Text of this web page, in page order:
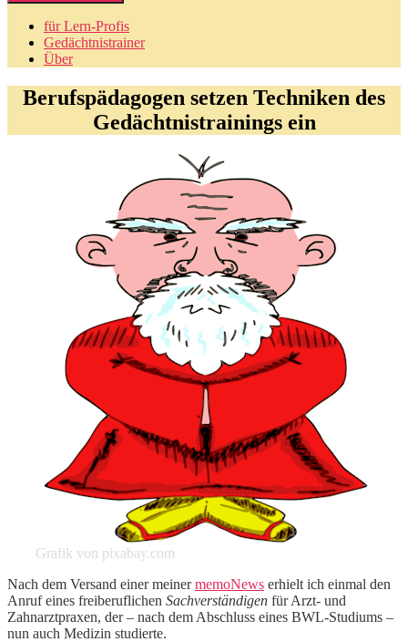
für Lern-Profis
Gedächtnistrainer
Über
Berufspädagogen setzen Techniken des
Gedächtnistrainings ein
Grafik von pixabay.com
Nach dem Versand einer meinermemoNews erhielt ich einmal den
Anruf eines freiberuflichen Sachverständigen für Arzt- und
Zahnarztpraxen, der – nach dem Abschluss eines BWL-Studiums –
nun auch Medizin studierte.